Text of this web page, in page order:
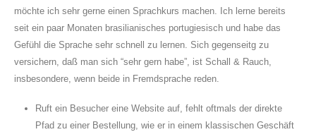
möchte ich sehr gerne einen Sprachkurs machen. Ich lerne bereits
seit ein paar Monaten brasilianisches portugiesisch und habe das
Gefühl die Sprache sehr schnell zu lernen. Sich gegenseitg zu
versichern, daß man sich “sehr gern habe”, ist Schall & Rauch,
insbesondere, wenn beide in Fremdsprache reden.
Ruft ein Besucher eine Website auf, fehlt oftmals der direkte
Pfad zu einer Bestellung, wie er in einem klassischen Geschäft